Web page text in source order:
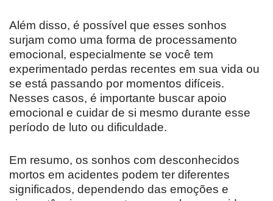
Além disso, é possível que esses sonhos
surjam como uma forma de processamento
emocional, especialmente se você tem
experimentado perdas recentes em sua vida ou
se está passando por momentos difíceis.
Nesses casos, é importante buscar apoio
emocional e cuidar de si mesmo durante esse
período de luto ou dificuldade.
Em resumo, os sonhos com desconhecidos
mortos em acidentes podem ter diferentes
significados, dependendo das emoções e